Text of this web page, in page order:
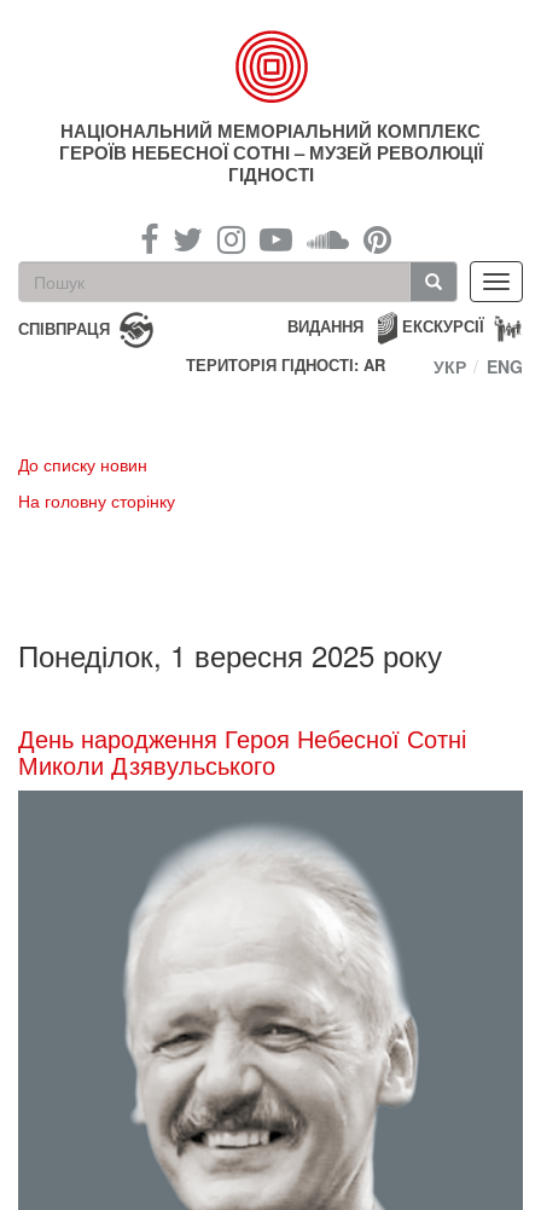
НАЦІОНАЛЬНИЙ МЕМОРІАЛЬНИЙ КОМПЛЕКС
ГЕРОЇВ НЕБЕСНОЇ СОТНІ – МУЗЕЙ РЕВОЛЮЦІЇ
ГІДНОСТІ
Пошукова
форма
Пошук
СПІВПРАЦЯ ЕКСКУРСІЇ
ВИДАННЯ
ТЕРИТОРІЯ ГІДНОСТІ: AR
УКР ENG
До списку новин
На головну сторінку
Понеділок, 1 вересня 2025 року
День народження Героя Небесної Сотні
Миколи Дзявульського